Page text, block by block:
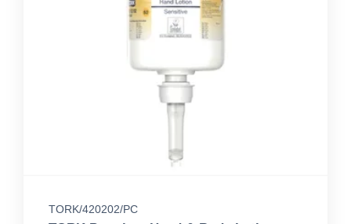
TORK/420202/PC